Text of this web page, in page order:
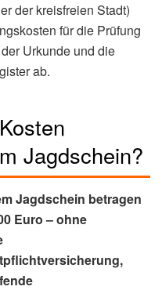
der kreisfreien Stadt)
für die Prüfung
Urkunde und die
ab.
Jagdschein?
Jagdschein betragen
Euro – ohne